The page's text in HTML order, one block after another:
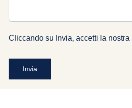
Cliccando su Invia, accetti la nostra